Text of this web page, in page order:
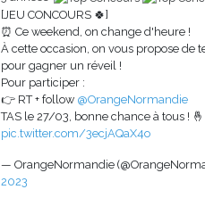
[JEU CONCOURS 🍀]
⏰ Ce weekend, on change d'heure !
À cette occasion, on vous propose de
pour gagner un réveil !
Pour participer :
👉 RT + follow @OrangeNormandie
TAS le 27/03, bonne chance à tous ! 🤞
pic.twitter.com/3ecjAQaX4o
— OrangeNormandie
2023